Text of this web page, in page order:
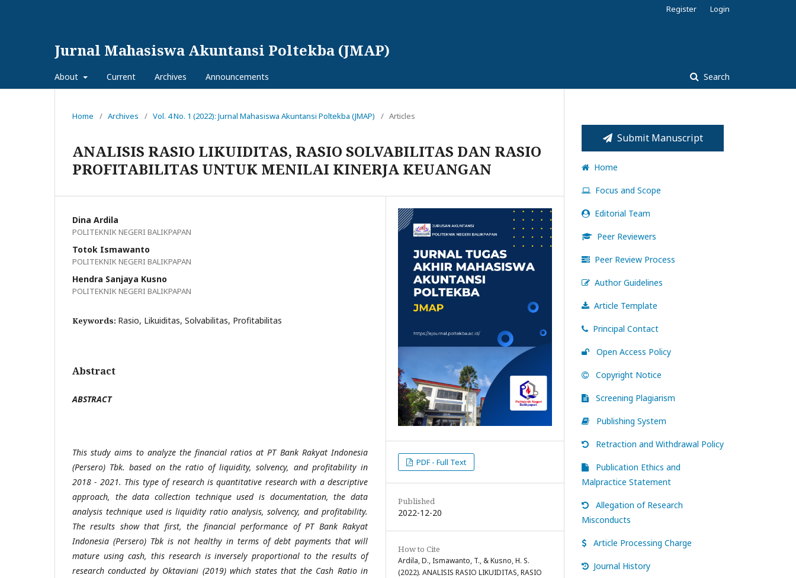
Jurnal Mahasiswa Akuntansi Poltekba (JMAP)
About Current Archives Announcements Search
Register Login
Home / Archives / Vol. 4 No. 1 (2022): Jurnal Mahasiswa Akuntansi Poltekba (JMAP) / Articles
ANALISIS RASIO LIKUIDITAS, RASIO SOLVABILITAS DAN RASIO
PROFITABILITAS UNTUK MENILAI KINERJA KEUANGAN
Dina Ardila
POLITEKNIK NEGERI BALIKPAPAN
Totok Ismawanto
POLITEKNIK NEGERI BALIKPAPAN
Hendra Sanjaya Kusno
POLITEKNIK NEGERI BALIKPAPAN
Keywords: Rasio, Likuiditas, Solvabilitas, Profitabilitas
Abstract
ABSTRACT
This study aims to analyze the financial ratios at PT Bank Rakyat Indonesia
(Persero) Tbk. based on the ratio of liquidity, solvency, and profitability in
2018 - 2021. This type of research is quantitative research with a descriptive
approach, the data collection technique used is documentation, the data
analysis technique used is liquidity ratio analysis, solvency, and profitability.
The results show that first, the financial performance of PT Bank Rakyat
Indonesia (Persero) Tbk is not healthy in terms of debt payments that will
mature using cash, this research is inversely proportional to the results of
research conducted by Oktaviani (2019) which states that the Cash Ratio in
PDF - Full Text
Published
2022-12-20
How to Cite
Ardila, D., Ismawanto, T., & Kusno, H. S.
(2022). ANALISIS RASIO LIKUIDITAS, RASIO
Submit Manuscript
Home
Focus and Scope
Editorial Team
Peer Reviewers
Peer Review Process
Author Guidelines
Article Template
Principal Contact
Open Access Policy
Copyright Notice
Screening Plagiarism
Publishing System
Retraction and Withdrawal Policy
Publication Ethics and
Malpractice Statement
Allegation of Research
Misconducts
Article Processing Charge
Journal History